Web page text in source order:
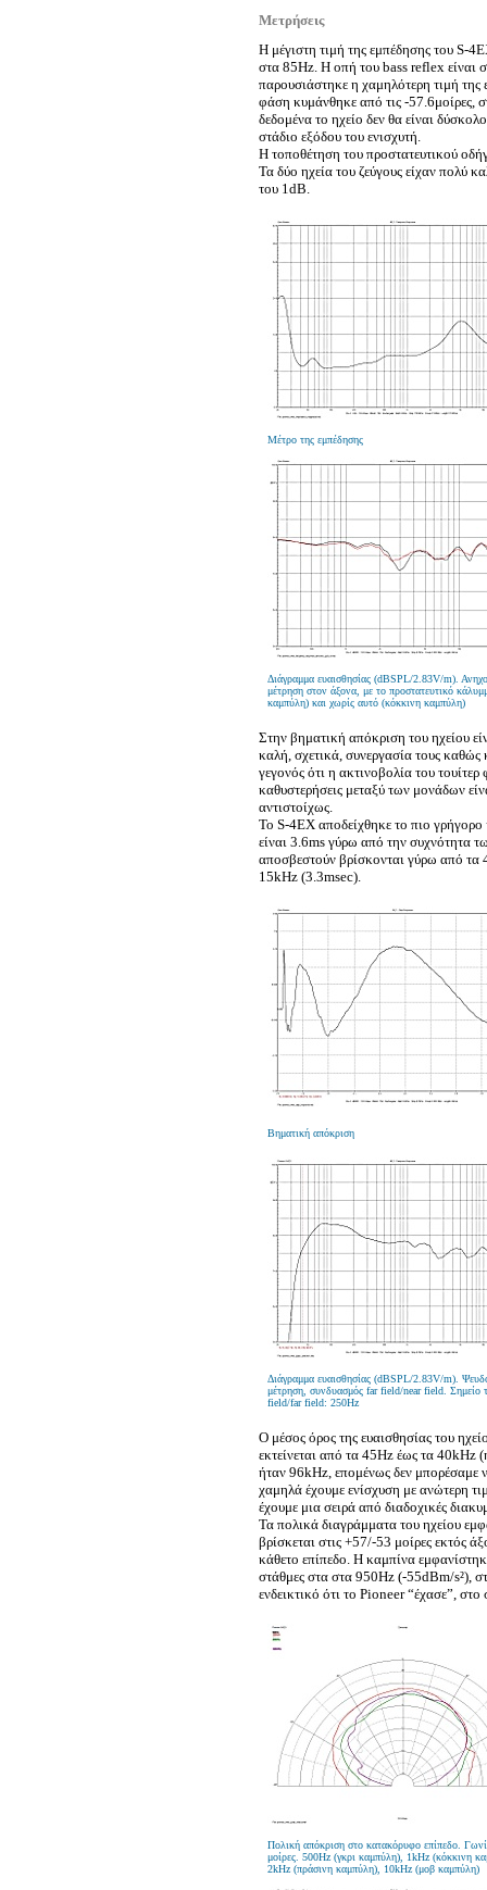
Μετρήσεις
Η μέγιστη τιμή της εμπέδησης του S-
στα 85Hz. Η οπή του bass reflex είναι
παρουσιάστηκε η χαμηλότερη τιμή
φάση κυμάνθηκε από τις -57.6μοίρες,
δεδομένα το ηχείο δεν θα είναι
στάδιο εξόδου του ενισχυτή.
Η τοποθέτηση του προστατευτικού
Τα δύο ηχεία του ζεύγους είχαν πολύ
του 1dB.
Μέτρο της εμπέδησης
Διάγραμμα ευαισθησίας (dBSPL/2.83V/m).
μέτρηση στον άξονα, με το προστατευτικό
καμπύλη) και χωρίς αυτό (κόκκινη καμπύλη)
Στην βηματική απόκριση του ηχείου
καλή, σχετικά, συνεργασία τους
γεγονός ότι η ακτινοβολία του
καθυστερήσεις μεταξύ των μονάδων
αντιστοίχως.
Το S-4EX αποδείχθηκε το πιο γρήγορο
είναι 3.6ms γύρω από την συχνότητα
αποσβεστούν βρίσκονται γύρω από
15kHz (3.3msec).
Βηματική απόκριση
Διάγραμμα ευαισθησίας (dBSPL/2.83V/m).
μέτρηση, συνδυασμός far field/near field. Σημείο
field/far field: 250Hz
Ο μέσος όρος της ευαισθησίας του
εκτείνεται από τα 45Hz έως τα 40kHz
ήταν 96kHz, επομένως δεν μπορέσαμε
χαμηλά έχουμε ενίσχυση με ανώτερη
έχουμε μια σειρά από διαδοχικές
Τα πολικά διαγράμματα του ηχείου
βρίσκεται στις +57/-53 μοίρες εκτός
κάθετο επίπεδο. Η καμπίνα
στάθμες στα στα 950Hz (-55dBm/s²),
ενδεικτικό ότι το Pioneer “έχασε”,
Πολική απόκριση στο κατακόρυφο επίπεδο.
μοίρες. 500Hz (γκρι καμπύλη), 1kHz (κόκκινη
2kHz (πράσινη καμπύλη), 10kHz (μοβ καμπύλη)